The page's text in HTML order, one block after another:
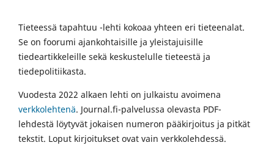
Tieteessä tapahtuu -lehti kokoaa yhteen eri tieteenalat.
Se on foorumi ajankohtaisille ja yleistajuisille
tiedeartikkeleille sekä keskustelulle tieteestä ja
tiedepolitiikasta.
Vuodesta 2022 alkaen lehti on julkaistu avoimena
verkkolehtenä. Journal.fi-palvelussa olevasta PDF-
lehdestä löytyvät jokaisen numeron pääkirjoitus ja pitkät
tekstit. Loput kirjoitukset ovat vain verkkolehdessä.